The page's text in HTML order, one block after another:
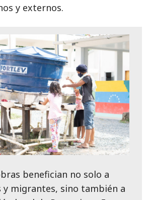
y externos.
benefician no solo a
y migrantes, sino también a